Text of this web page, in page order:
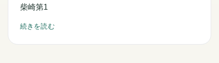
柴崎第1
続きを読む